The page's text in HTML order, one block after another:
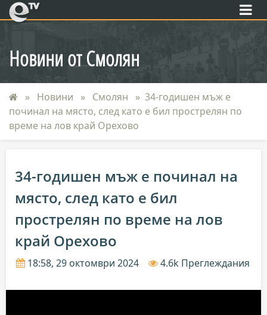
eTV
Новини от Смолян
Новини Смолян
34-годишен мъж е
починал на място, след като е бил прострелян по
време на лов край Орехово
34-годишен мъж е починал на
място, след като е бил
прострелян по време на лов
край Орехово
18:58, 29 октомври 2024 4.6k Преглеждания